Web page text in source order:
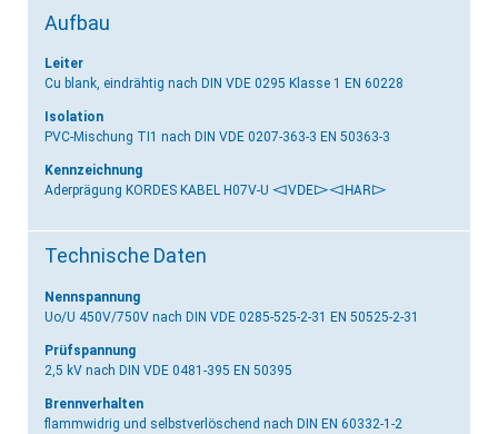
Aufbau
Leiter
Cu blank, eindrähtig nach DIN VDE 0295 Klasse 1 EN 60228
Isolation
PVC-Mischung TI1 nach DIN VDE 0207-363-3 EN 50363-3
Kennzeichnung
Aderprägung KORDES KABEL H07V-U <VDE><HAR>
Technische Daten
Nennspannung
Uo/U 450V/750V nach DIN VDE 0285-525-2-31 EN 50525-2-31
Prüfspannung
2,5 kV nach DIN VDE 0481-395 EN 50395
Brennverhalten
flammwidrig und selbstverlöschend nach DIN EN 60332-1-2